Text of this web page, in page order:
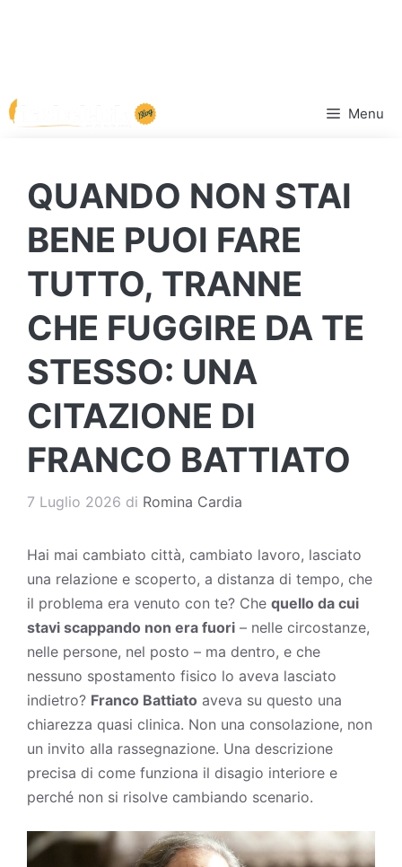
Vai
al
Menu
QUANDO NON STAI
BENE PUOI FARE
TUTTO, TRANNE
CHE FUGGIRE DA TE
STESSO: UNA
CITAZIONE DI
FRANCO BATTIATO
7 Luglio 2026 di Romina Cardia
Hai mai cambiato città, cambiato lavoro, lasciato
una relazione e scoperto, a distanza di tempo, che
il problema era venuto con te? Che quello da cui
stavi scappando non era fuori – nelle circostanze,
nelle persone, nel posto – ma dentro, e che
nessuno spostamento fisico lo aveva lasciato
indietro? Franco Battiato aveva su questo una
chiarezza quasi clinica. Non una consolazione, non
un invito alla rassegnazione. Una descrizione
precisa di come funziona il disagio interiore e
perché non si risolve cambiando scenario.